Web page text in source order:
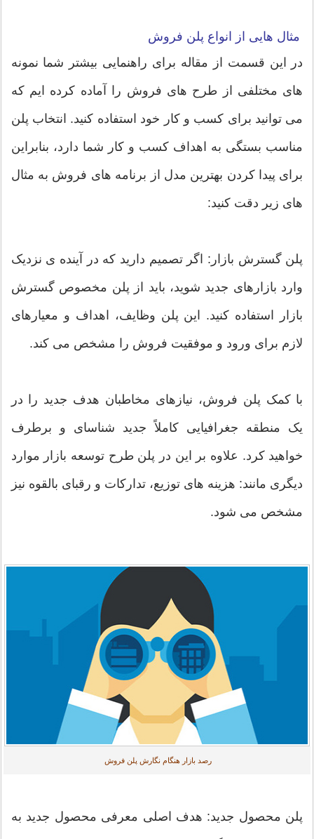
مثال هایی از انواع پلن فروش
در این قسمت از مقاله برای راهنمایی بیشتر شما نمونه
های مختلفی از طرح های فروش را آماده کرده ایم که
می توانید برای کسب و کار خود استفاده کنید. انتخاب پلن
مناسب بستگی به اهداف کسب و کار شما دارد، بنابراین
برای پیدا کردن بهترین مدل از برنامه های فروش به مثال
های زیر دقت کنید:
پلن گسترش بازار: اگر تصمیم دارید که در آینده ی نزدیک
وارد بازارهای جدید شوید، باید از پلن مخصوص گسترش
بازار استفاده کنید. این پلن وظایف، اهداف و معیارهای
لازم برای ورود و موفقیت فروش را مشخص می کند.
با کمک پلن فروش، نیازهای مخاطبان هدف جدید را در
یک منطقه جغرافیایی کاملاً جدید شناسای و برطرف
خواهید کرد. علاوه بر این در پلن طرح توسعه بازار موارد
دیگری مانند: هزینه های توزیع، تدارکات و رقبای بالقوه نیز
مشخص می شود.
رصد بازار هنگام نگارش پلن فروش
پلن محصول جدید: هدف اصلی معرفی محصول جدید به